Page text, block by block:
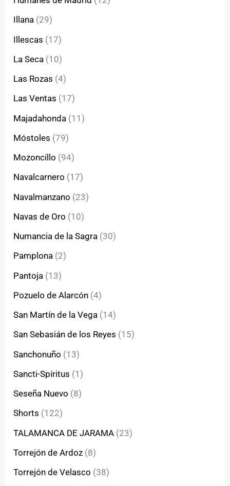
Illana (29)
Illescas (17)
La Seca (10)
Las Rozas (4)
Las Ventas (17)
Majadahonda (11)
Móstoles (79)
Mozoncillo (94)
Navalcarnero (17)
Navalmanzano (23)
Navas de Oro (10)
Numancia de la Sagra (30)
Pamplona (2)
Pantoja (13)
Pozuelo de Alarcón (4)
San Martín de la Vega (14)
San Sebasián de los Reyes (15)
Sanchonuño (13)
Sancti-Spíritus (1)
Seseña Nuevo (8)
Shorts (122)
TALAMANCA DE JARAMA (23)
Torrejón de Ardoz (8)
Torrejón de Velasco (38)